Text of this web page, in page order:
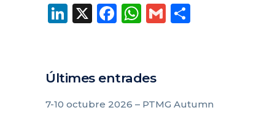
LinkedIn
X Facebook
WhatsApp
Gmail
Últimes entrades
7-10 octubre 2026 – PTMG Autumn